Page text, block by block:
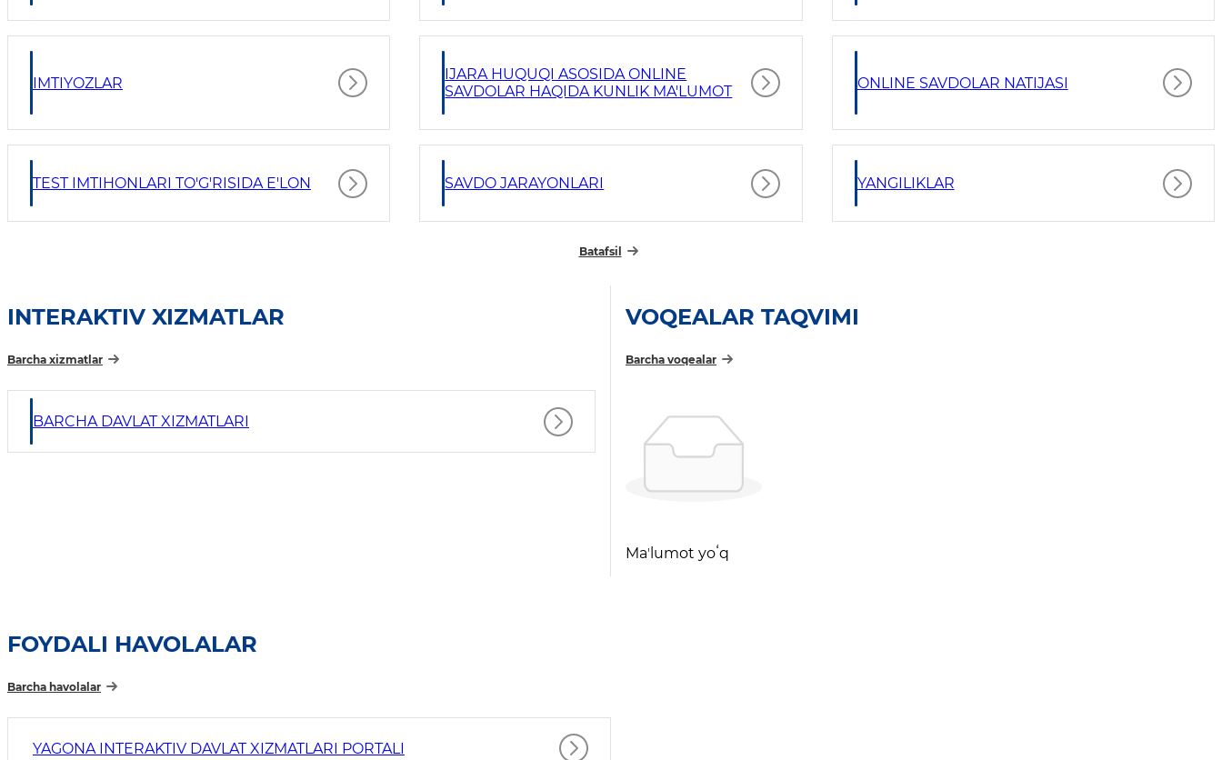
IMTIYOZLAR
IJARA HUQUQI ASOSIDA ONLINE
SAVDOLAR HAQIDA KUNLIK MA'LUMOT
ONLINE SAVDOLAR NATIJASI
TEST IMTIHONLARI TO'G'RISIDA E'LON SAVDO JARAYONLARI YANGILIKLAR
Batafsil
INTERAKTIV XIZMATLAR
Barcha xizmatlar
BARCHA DAVLAT XIZMATLARI
VOQEALAR TAQVIMI
Barcha voqealar
Maʼlumot yoʻq
FOYDALI HAVOLALAR
Barcha havolalar
YAGONA INTERAKTIV DAVLAT XIZMATLARI PORTALI